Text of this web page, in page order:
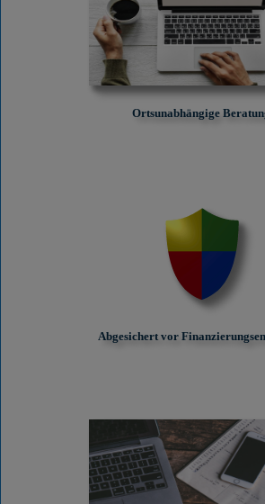
Ortsunabhängige
Abgesichert vor